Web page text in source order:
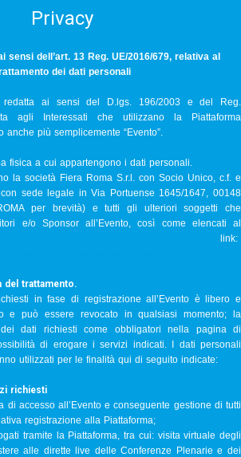
Privacy
sensi dell’art. 13 Reg. UE/2016/679, relativa al
dei dati personali
redatta ai sensi del D.lgs. 196/2003 e del Reg.
agli Interessati che utilizzano la Piattaforma
anche più semplicemente “Evento”.
a cui appartengono i dati personali.
la società Fiera Roma S.r.l. con Socio Unico, c.f. e
sede legale in Via Portuense 1645/1647, 00148
per brevità) e tutti gli ulteriori soggetti che
e/o Sponsor all’Evento, così come elencati al
link:
del trattamento.
in fase di registrazione all’Evento è libero e
e può essere revocato in qualsiasi momento; la
dei dati richiesti come obbligatori nella pagina di
di erogare i servizi indicati. I dati personali
utilizzati per le finalità qui di seguito indicate:
richiesti
accesso all’Evento e conseguente gestione di tutti
registrazione alla Piattaforma;
tramite la Piattaforma, tra cui: visita virtuale degli
alle dirette live delle Conferenze Plenarie e dei